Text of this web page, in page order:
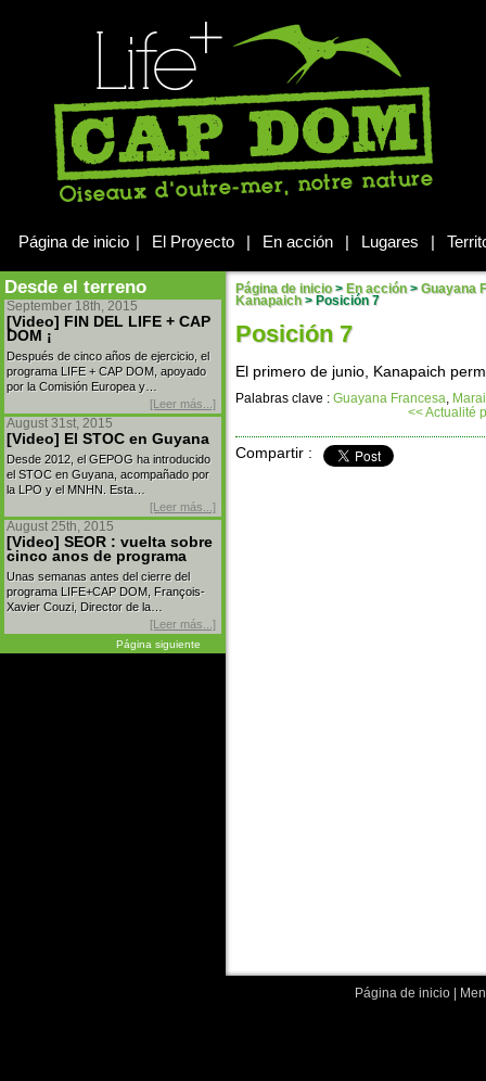
Página de inicio | El Proyecto | En acción | Lugares |
Desde el terreno
September 18th, 2015
[Video] FIN DEL LIFE + CAP
DOM ¡
Después de cinco años de ejercicio, el
programa LIFE + CAP DOM, apoyado
por la Comisión Europea y…
[Leer más...]
August 31st, 2015
[Video] El STOC en Guyana
Desde 2012, el GEPOG ha introducido
el STOC en Guyana, acompañado por
la LPO y el MNHN. Esta…
[Leer más...]
August 25th, 2015
[Video] SEOR : vuelta sobre
cinco anos de programa
Unas semanas antes del cierre del
programa LIFE+CAP DOM, François-
Xavier Couzi, Director de la…
[Leer más...]
Página siguiente
Página de inicio > En acción > Guayana
Kanapaich >Posición 7
Posición 7
El primero de junio, Kanapaich
Palabras clave : Guayana Francesa
<< Actualité
Compartir :
Página de inicio|